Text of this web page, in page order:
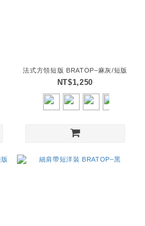
法式方領短版 BRATOP–麻灰/短版
NT$1,250